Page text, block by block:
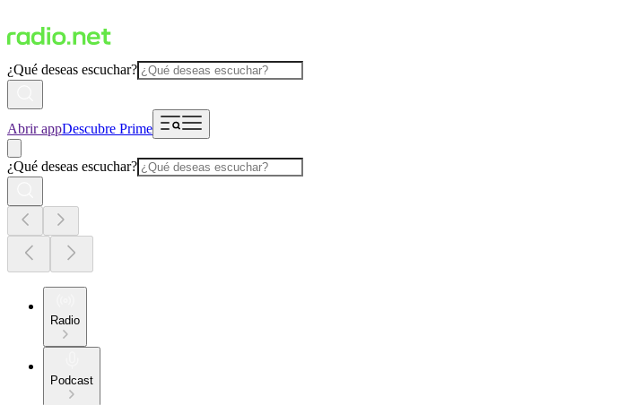
¿Qué deseas escuchar?
Abrir appDescubre Prime
¿Qué deseas escuchar?
Radio
Podcast